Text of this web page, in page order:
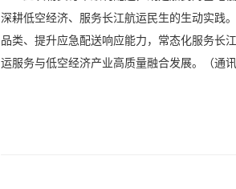
深耕低空经济、服务长江航运民生的生动实践
品类、提升应急配送响应能力，常态化服务长
运服务与低空经济产业高质量融合发展。（通